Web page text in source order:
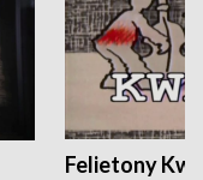
Felietony